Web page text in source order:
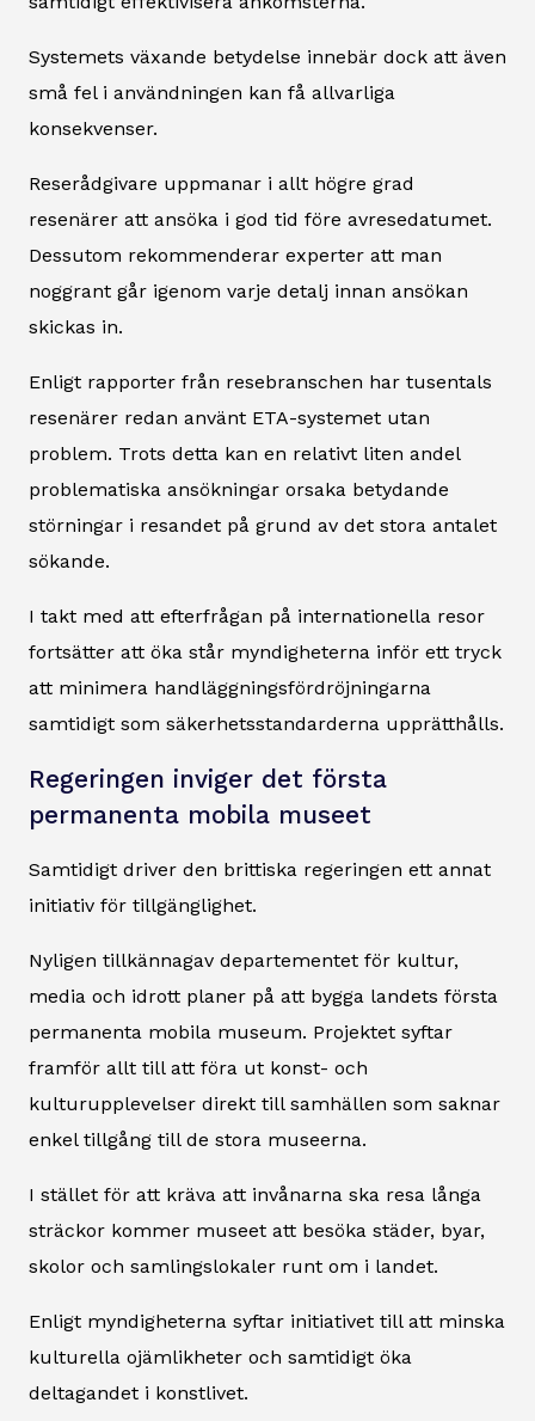
Systemets växande betydelse innebär dock att även
små fel i användningen kan få allvarliga
konsekvenser.
Reserådgivare uppmanar i allt högre grad
resenärer att ansöka i god tid före avresedatumet.
Dessutom rekommenderar experter att man
noggrant går igenom varje detalj innan ansökan
skickas in.
Enligt rapporter från resebranschen har tusentals
resenärer redan använt ETA-systemet utan
problem. Trots detta kan en relativt liten andel
problematiska ansökningar orsaka betydande
störningar i resandet på grund av det stora antalet
sökande.
I takt med att efterfrågan på internationella resor
fortsätter att öka står myndigheterna inför ett tryck
att minimera handläggningsfördröjningarna
samtidigt som säkerhetsstandarderna upprätthålls.
Regeringen inviger det första
permanenta mobila museet
Samtidigt driver den brittiska regeringen ett annat
initiativ för tillgänglighet.
Nyligen tillkännagav departementet för kultur,
media och idrott planer på att bygga landets första
permanenta mobila museum. Projektet syftar
framför allt till att föra ut konst- och
kulturupplevelser direkt till samhällen som saknar
enkel tillgång till de stora museerna.
I stället för att kräva att invånarna ska resa långa
sträckor kommer museet att besöka städer, byar,
skolor och samlingslokaler runt om i landet.
Enligt myndigheterna syftar initiativet till att minska
kulturella ojämlikheter och samtidigt öka
deltagandet i konstlivet.